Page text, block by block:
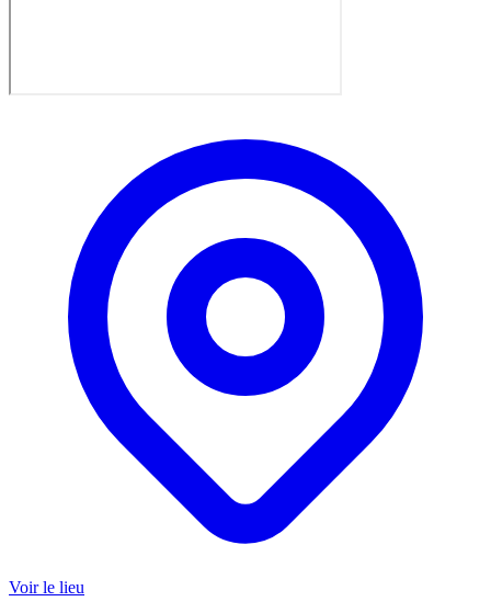
Voir le lieu